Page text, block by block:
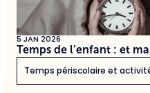
5 JAN 2026
Temps de l’enfant : et
Temps périscolaire et